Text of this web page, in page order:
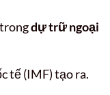
dự trữ ngoại
tế (IMF) tạo ra.